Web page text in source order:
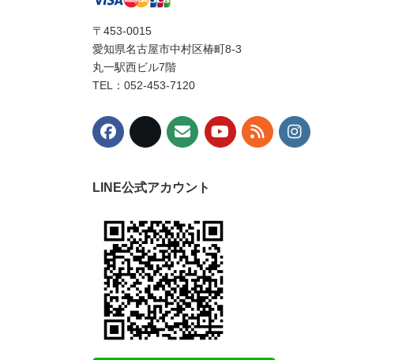
〒453-0015
愛知県名古屋市中村区椿町8-3
丸一駅西ビル7階
TEL：052-453-7120
LINE公式アカウント